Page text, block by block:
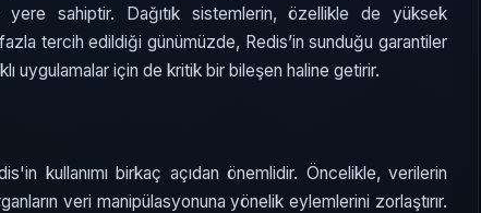
sahiptir. Dağıtık sistemlerin, özellikle de yüksek
tercih edildiği günümüzde, Redis’in sunduğu garantiler
uygulamalar için de kritik bir bileşen haline getirir.
kullanımı birkaç açıdan önemlidir. Öncelikle, verilerin
veri manipülasyonuna yönelik eylemlerini zorlaştırır.